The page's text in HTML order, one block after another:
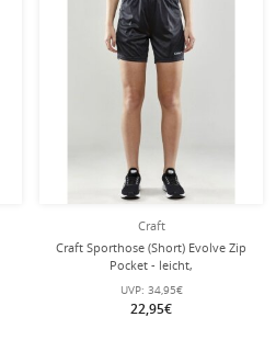
Craft
Craft Sporthose (Short) Evolve Zip
Pocket - leicht,
Reissverschlusstaschen - dunkelgrau
Damen
UVP: 34,95€
22,95€